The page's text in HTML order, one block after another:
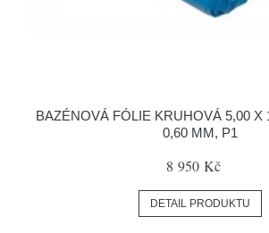
BAZÉNOVÁ FÓLIE KRUHOVÁ 5,00 X
0,60 MM, P1
8 950 Kč
DETAIL PRODUKTU